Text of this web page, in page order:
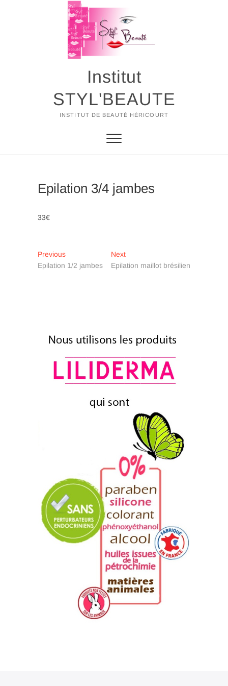
Institut
STYL'BEAUTE
INSTITUT DE BEAUTÉ HÉRICOURT
Epilation 3/4 jambes
33€
Navigation
de
PreviousPrevious
post:
Epilation 1/2 jambes
NextNext
post:
Epilation maillot brésilien